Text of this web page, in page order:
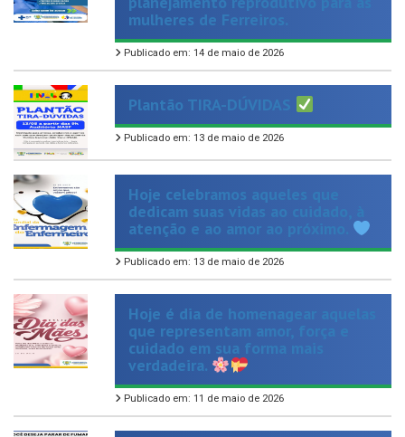
Publicado em: 14 de maio de 2026
Plantão TIRA-DÚVIDAS
Publicado em: 13 de maio de 2026
Hoje celebramos aqueles que
dedicam suas vidas ao cuidado, à
atenção e ao amor ao próximo.
Publicado em: 13 de maio de 2026
Hoje é dia de homenagear aquelas
que representam amor, força e
cuidado em sua forma mais
verdadeira.
Publicado em: 11 de maio de 2026
Dar o primeiro passo para parar de